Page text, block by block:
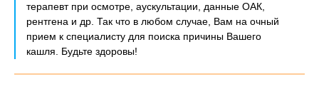
терапевт при осмотре, аускультации, данные ОАК,
рентгена и др. Так что в любом случае, Вам на очный
прием к специалисту для поиска причины Вашего
кашля. Будьте здоровы!